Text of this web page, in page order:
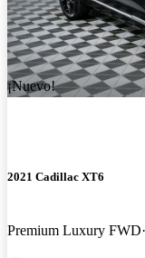
¡Nuevo!
2021 Cadillac XT6
Premium Luxury FWD